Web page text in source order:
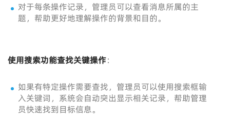
对于每条操作记录，管理员可以查看消息所属的主
题，帮助更好地理解操作的背景和目的。
使用搜索功能查找关键操作：
如果有特定操作需要查找，管理员可以使用搜索框输
入关键词，系统会自动突出显示相关记录，帮助管理
员快速找到目标信息。